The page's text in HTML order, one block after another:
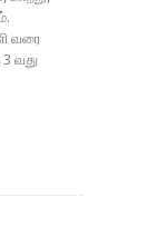
வரை
வது